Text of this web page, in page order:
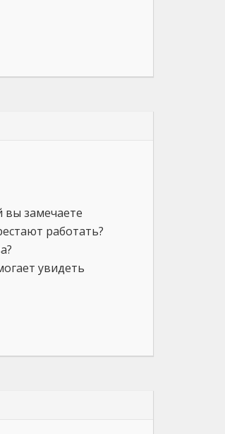
вы замечаете
работать?
увидеть